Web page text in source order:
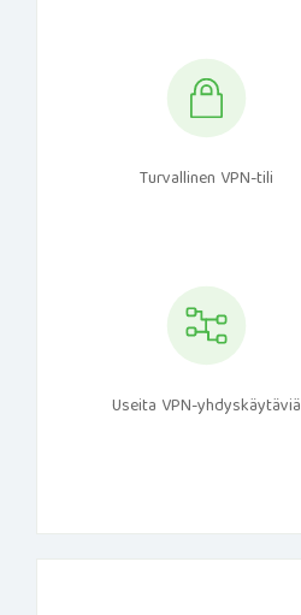
Turvallinen VPN-tili
Useita VPN-yhdyskäytäviä